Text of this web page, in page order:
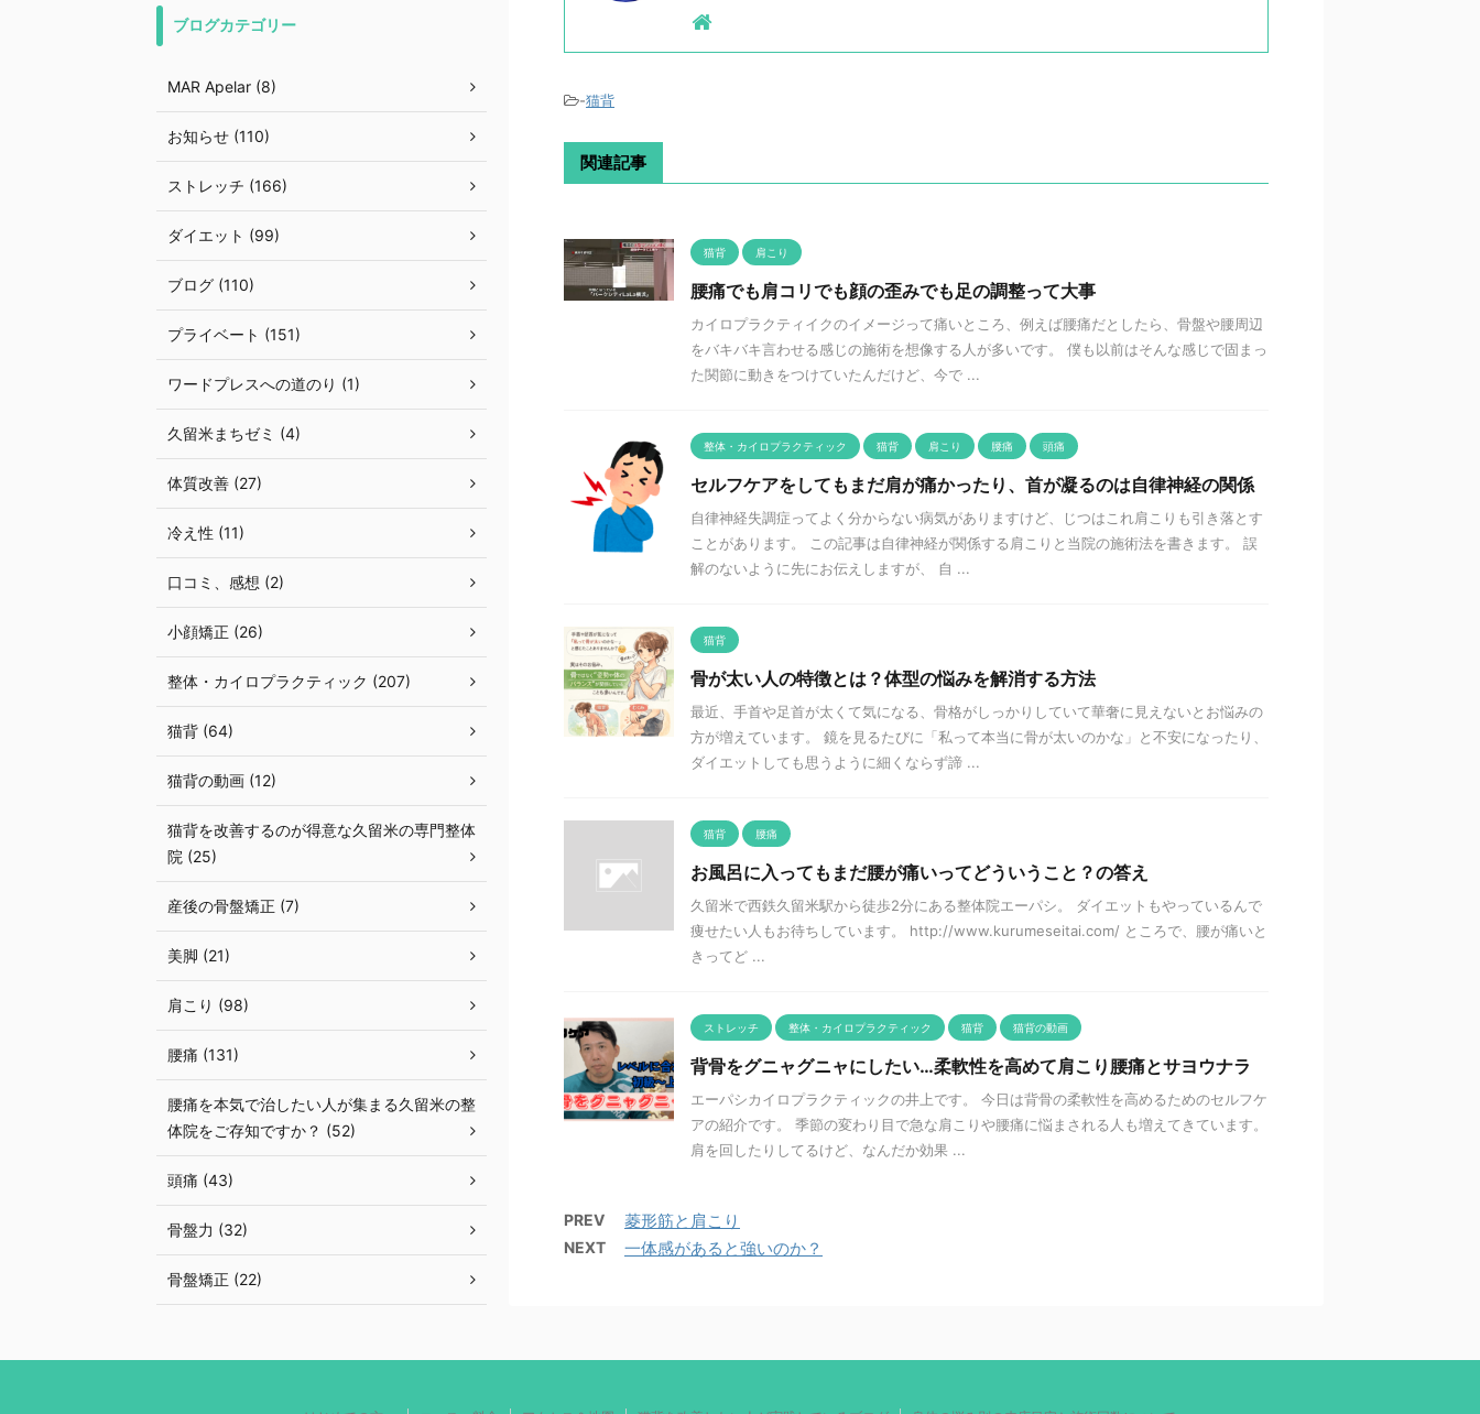
-猫背
関連記事
猫背 肩こり
腰痛でも肩コリでも顔の歪みでも足の調整って大事
カイロプラクティイクのイメージって痛いところ、例えば腰痛だとしたら、骨盤や腰周辺
をバキバキ言わせる感じの施術を想像する人が多いです。 僕も以前はそんな感じで固まっ
た関節に動きをつけていたんだけど、今で ...
整体・カイロプラクティック 猫背 肩こり 腰痛 頭痛
セルフケアをしてもまだ肩が痛かったり、首が凝るのは自律神経の関係
自律神経失調症ってよく分からない病気がありますけど、じつはこれ肩こりも引き落とす
ことがあります。 この記事は自律神経が関係する肩こりと当院の施術法を書きます。 誤
解のないように先にお伝えしますが、 自 ...
猫背
骨が太い人の特徴とは？体型の悩みを解消する方法
最近、手首や足首が太くて気になる、骨格がしっかりしていて華奢に見えないとお悩みの
方が増えています。 鏡を見るたびに「私って本当に骨が太いのかな」と不安になったり、
ダイエットしても思うように細くならず諦 ...
猫背 腰痛
お風呂に入ってもまだ腰が痛いってどういうこと？の答え
久留米で西鉄久留米駅から徒歩2分にある整体院エーパシ。 ダイエットもやっているんで
痩せたい人もお待ちしています。 http://www.kurumeseitai.com/ ところで、腰が痛いと
きってど ...
ストレッチ 整体・カイロプラクティック 猫背 猫背の動画
背骨をグニャグニャにしたい…柔軟性を高めて肩こり腰痛とサヨウナラ
エーパシカイロプラクティックの井上です。 今日は背骨の柔軟性を高めるためのセルフケ
アの紹介です。 季節の変わり目で急な肩こりや腰痛に悩まされる人も増えてきています。
肩を回したりしてるけど、なんだか効果 ...
PREV 菱形筋と肩こり
NEXT 一体感があると強いのか？
ブログカテゴリー
MAR Apelar (8)
お知らせ (110)
ストレッチ (166)
ダイエット (99)
ブログ (110)
プライベート (151)
ワードプレスへの道のり (1)
久留米まちゼミ (4)
体質改善 (27)
冷え性 (11)
口コミ、感想 (2)
小顔矯正 (26)
整体・カイロプラクティック (207)
猫背 (64)
猫背の動画 (12)
猫背を改善するのが得意な久留米の専門整体
院 (25)
産後の骨盤矯正 (7)
美脚 (21)
肩こり (98)
腰痛 (131)
腰痛を本気で治したい人が集まる久留米の整
体院をご存知ですか？ (52)
頭痛 (43)
骨盤力 (32)
骨盤矯正 (22)